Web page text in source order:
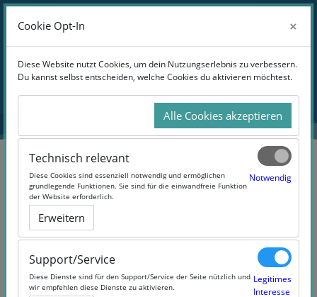
Zum Hauptinhalt
Website-Übersicht
Anmelden
Blöcke
Übersichtaller Kurse
Blöcke
Cookie Opt-In ×
Diese Website nutzt Cookies, um dein Nutzungserlebnis zu verbessern.
Du kannst selbst entscheiden, welche Cookies du aktivieren möchtest.
Alle Cookies akzeptieren
Technisch relevant
Diese Cookies sind essenziell notwendig und ermöglichen
grundlegende Funktionen. Sie sind für die einwandfreie Funktion
der Website erforderlich.
Notwendig
Erweitern
Support/Service
Diese Dienste sind für den Support/Service der Seite nützlich und
wir empfehlen diese Dienste zu aktivieren.
Legitimes
Interesse
Cookie Opt-In ×
Diese Website nutzt Cookies, um dein Nutzungserlebnis zu verbessern.
Du kannst selbst entscheiden, welche Cookies du aktivieren möchtest.
Alle Cookies akzeptieren
Technisch relevant
Diese Cookies sind essenziell notwendig und ermöglichen
grundlegende Funktionen. Sie sind für die einwandfreie Funktion
der Website erforderlich.
Notwendig
Erweitern
Support/Service
Diese Dienste sind für den Support/Service der Seite nützlich und
wir empfehlen diese Dienste zu aktivieren.
Legitimes
Interesse